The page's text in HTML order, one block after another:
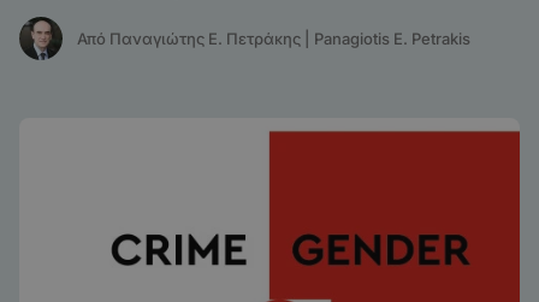
Από Παναγιώτης Ε. Πετράκης | Panagiotis E. Petrakis